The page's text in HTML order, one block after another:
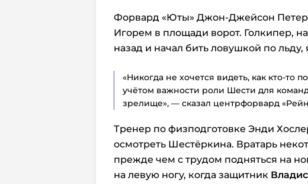
Форвард «Юты» Джон-Джейсон
Игорем в площади ворот. Голкипер,
назад и начал бить ловушкой по
«Никогда не хочется видеть, как кто-то
учётом важности роли Шести для
зрелище», — сказал центрфорвард
Тренер по физподготовке Энди
осмотреть Шестёркина. Вратарь
прежде чем с трудом подняться на
на левую ногу, когда защитник